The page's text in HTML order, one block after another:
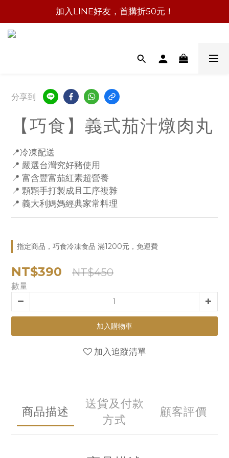
加入LINE好友，首購折50元！
分享到
【巧食】義式茄汁燉肉丸
📍冷凍配送
📍 嚴選台灣究好豬使用
📍 富含豐富茄紅素超營養
📍 顆顆手打製成且工序複雜
📍 義大利媽媽經典家常料理
指定商品，巧食冷凍食品 滿1200元，免運費
NT$390 NT$450
數量
加入購物車
加入追蹤清單
商品描述
送貨及付款
方式
顧客評價